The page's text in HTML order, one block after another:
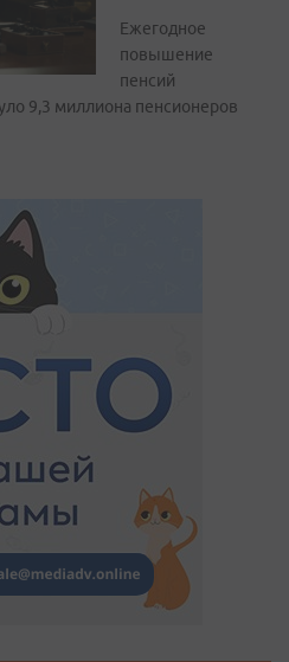
Ежегодное
повышение
пенсий
9,3 миллиона пенсионеров